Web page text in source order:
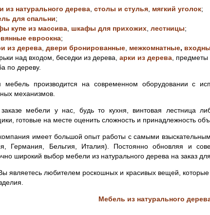
из натурального дерева столы и стулья мягкий уголок;
для спальни;
купе из массива шкафы для прихожих лестницы;
евроокна;
из дерева двери бронированные межкомнатные,
над входом, беседки из дерева, арки из дерева , предметы
по дереву.
мебель производится на современном оборудовании с
механизмов.
мебели у нас, будь то кухня, винтовая лестница
готовые на месте оценить сложность и принадлежность
имеет большой опыт работы с самыми
Германия, Бельгия, Италия). Постоянно обновляя и
широкий выбор мебели из натурального дерева на заказ
являетесь любителем роскошных и красивых вещей,
Мебель из натурального